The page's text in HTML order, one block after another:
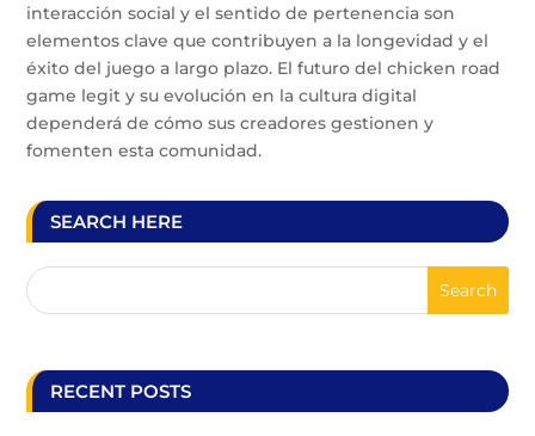
interacción social y el sentido de pertenencia son
elementos clave que contribuyen a la longevidad y el
éxito del juego a largo plazo. El futuro del chicken road
game legit y su evolución en la cultura digital
dependerá de cómo sus creadores gestionen y
fomenten esta comunidad.
SEARCH HERE
RECENT POSTS